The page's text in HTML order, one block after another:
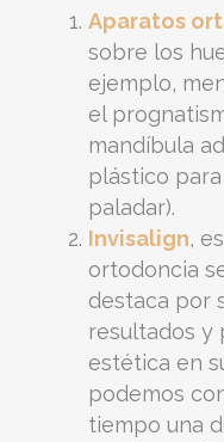
Aparatos
sobre los
ejemplo,
el
mandíbula
plástico
paladar).
Invisalign,
ortodoncia
destaca por
resultados y
estética en
podemos
tiempo una